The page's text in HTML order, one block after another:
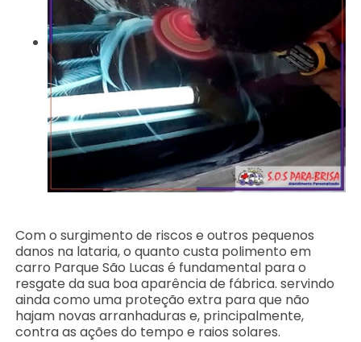
Com o surgimento de riscos e outros pequenos
danos na lataria, o quanto custa polimento em
carro Parque São Lucas é fundamental para o
resgate da sua boa aparência de fábrica. servindo
ainda como uma proteção extra para que não
hajam novas arranhaduras e, principalmente,
contra as ações do tempo e raios solares.